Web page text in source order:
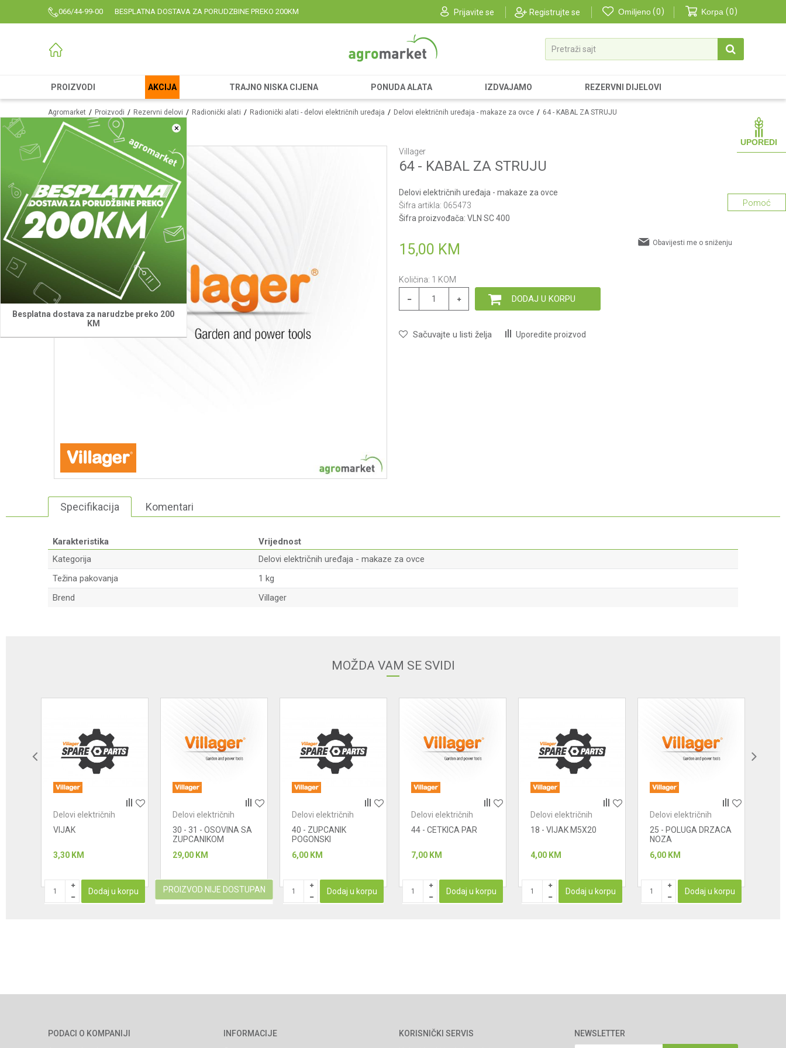
066/44-99-00 BESPLATNA DOSTAVA ZA PORUDZBINE PREKO 200KM Prijavite se Registrujte se Omiljeno 0 Korpa 0
Pretraži sajt
PROIZVODI AKCIJA TRAJNO NISKA CIJENA PONUDA ALATA IZDVAJAMO REZERVNI DIJELOVI
×
Besplatna dostava za narudzbe preko 200
KM
UPOREDI
Agromarket Proizvodi Rezervni delovi Radionički alati Radionički alati - delovi električnih uređaja Delovi električnih uređaja - makaze za ovce 64 - KABAL ZA STRUJU
Villager
64 - KABAL ZA STRUJU
Delovi električnih uređaja - makaze za ovce
Šifra artikla: 065473
Šifra proizvođača: VLN SC 400
15,00 KM Obavijesti me o sniženju
Količina: 1 KOM
DODAJ U KORPU
Sačuvajte u listi želja Uporedite proizvod
Pomoć
Specifikacija Komentari
Karakteristika
Vrijednost
Kategorija
Delovi električnih uređaja - makaze za ovce
Težina pakovanja
1 kg
Brend
Villager
MOŽDA VAM SE SVIDI
Delovi električnih
ovce
VIJAK
3,30 KM
Dodaj u korpu
Delovi električnih
ovce
30 - 31 - OSOVINA SA
ZUPCANIKOM
29,00 KM
PROIZVOD NIJE DOSTUPAN
Delovi električnih
ovce
40 - ZUPCANIK
POGONSKI
6,00 KM
Dodaj u korpu
Delovi električnih
ovce
44 - CETKICA PAR
7,00 KM
Dodaj u korpu
Delovi električnih
ovce
18 - VIJAK M5X20
4,00 KM
Dodaj u korpu
Delovi električnih
ovce
25 - POLUGA DRZACA
NOZA
6,00 KM
Dodaj u korpu
PODACI O KOMPANIJI
INFORMACIJE
KORISNIČKI SERVIS
NEWSLETTER